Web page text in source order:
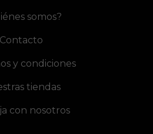
somos?
Contacto
y condiciones
tiendas
con nosotros